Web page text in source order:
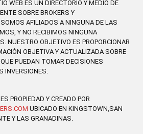
WEB ES UN DIRECTORIO Y MEDIO DE
SOBRE BROKERS Y
AFILIADOS A NINGUNA DE LAS
Y NO RECIBIMOS NINGUNA
NUESTRO OBJETIVO ES PROPORCIONAR
OBJETIVA Y ACTUALIZADA SOBRE
PUEDAN TOMAR DECISIONES
INVERSIONES.
PROPIEDAD Y CREADO POR
UBICADO EN KINGSTOWN,SAN
Y LAS GRANADINAS.